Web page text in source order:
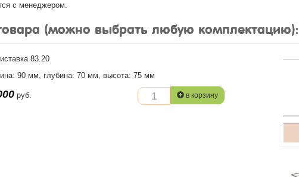
с менеджером.
(можно выбрать любую комплектацию):
83.20
90 мм, глубина: 70 мм, высота: 75 мм
руб. в корзину